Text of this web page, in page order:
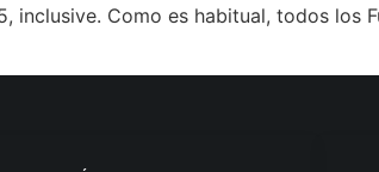
inclusive. Como es habitual, todos los